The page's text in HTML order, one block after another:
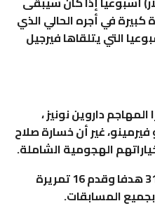
في أجره الحالي الذي
دولار أسبوعيا التي يتلقاها فيرجيل
داروين نونيز ،
غير أن خسارة صلاح
الهجومية الشاملة.
وسجل صلاح الموسم الماضي 31 هدفا وقدم 16 تمريرة